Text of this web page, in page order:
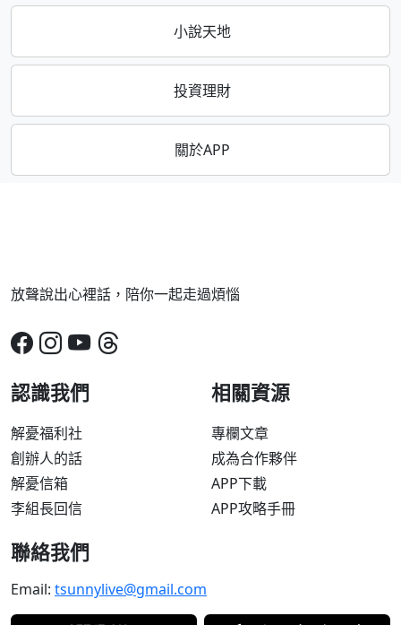
小說天地
投資理財
關於APP
放聲說出心裡話，陪你一起走過煩惱
認識我們
解憂福利社
創辦人的話
解憂信箱
李組長回信
相關資源
專欄文章
成為合作夥伴
APP下載
APP攻略手冊
聯絡我們
Email: tsunnylive@gmail.com